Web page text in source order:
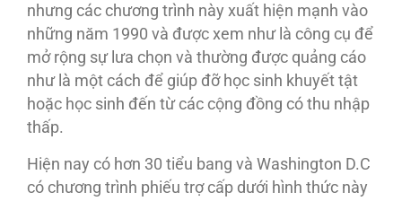
nhưng các chương trình này xuất hiện mạnh vào
những năm 1990 và được xem như là công cụ để
mở rộng sự lưa chọn và thường được quảng cáo
như là một cách để giúp đỡ học sinh khuyết tật
hoặc học sinh đến từ các cộng đồng có thu nhập
thấp.
Hiện nay có hơn 30 tiểu bang và Washington D.C
có chương trình phiếu trợ cấp dưới hình thức này